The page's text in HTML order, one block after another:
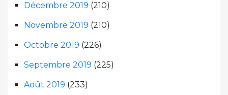
Décembre 2019 (210)
Novembre 2019 (210)
Octobre 2019 (226)
Septembre 2019 (225)
Août 2019 (233)